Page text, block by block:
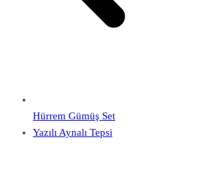
Hürrem Gümüş Set
Yazılı Aynalı Tepsi